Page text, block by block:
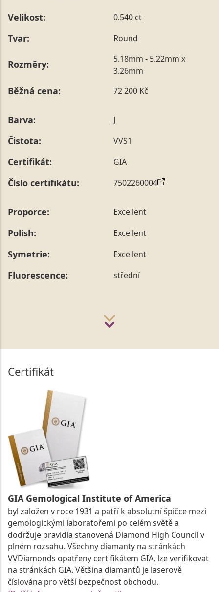
Velikost: 0.540 ct
Tvar: Round
Rozměry:
5.18mm - 5.22mm x
3.26mm
Běžná cena: 72 200 Kč
Barva: J
Čistota: VVS1
Certifikát: GIA
Číslo certifikátu: 7502260004
Proporce: Excellent
Polish: Excellent
Symetrie: Excellent
Fluorescence: střední
Certifikát
GIA Gemological Institute of America
byl založen v roce 1931 a patří k absolutní špičce mezi
gemologickými laboratořemi po celém světě a
dodržuje pravidla stanovená Diamond High Council v
plném rozsahu. Všechny diamanty na stránkách
VVDiamonds opatřeny certifikátem GIA, lze verifikovat
na stránkách GIA. Většina diamantů je laserově
číslována pro větší bezpečnost obchodu.